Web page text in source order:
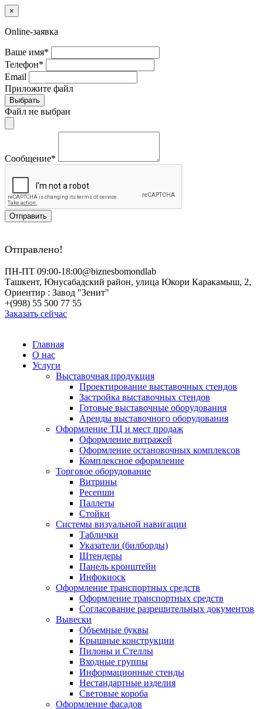
×
Online-заявка
Ваше имя*
Телефон*
Email
Приложите файл
Выбрать
Файл не выбран
Сообщение*
Отправить
Отправлено!
ПН-ПТ 09:00-18:00@biznesbomondlab
Ташкент, Юнусабадский район, улица Юкори Каракамыш, 2,
Ориентир : Завод "Зенит"
+(998) 55 500 77 55
Заказать сейчас
Главная
О нас
Услуги
Выставочная продукция
Проектирование выставочных стендов
Застройка выставочных стендов
Готовые выставочные оборудования
Аренды выставочного оборудования
Оформление ТЦ и мест продаж
Оформление витражей
Оформление остановочных комплексов
Комплексное оформление
Торговое оборудование
Витрины
Ресепшн
Паллеты
Стойки
Системы визуальной навигации
Таблички
Указатели (билборды)
Штендеры
Панель кронштейн
Инфокиоск
Оформление транспортных средств
Оформление транспортных средств
Согласование разрешительных документов
Вывески
Объемные буквы
Крышные конструкции
Пилоны и Стеллы
Входные группы
Информационные стенды
Нестандартные изделия
Световые короба
Оформление фасадов